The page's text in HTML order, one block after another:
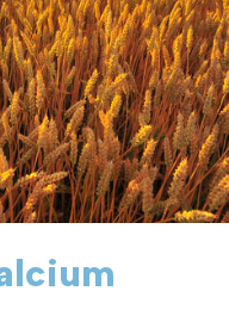
hivernale